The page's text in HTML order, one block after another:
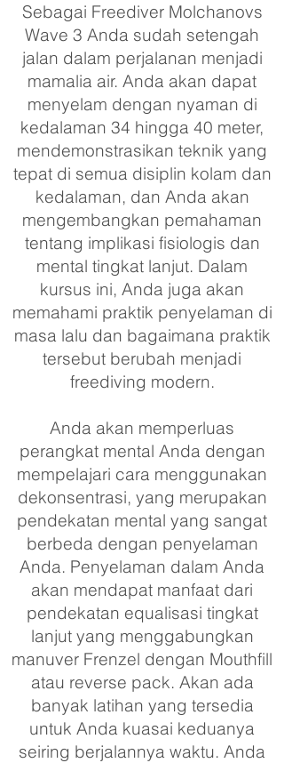
Sebagai Freediver Molchanovs
Wave 3 Anda sudah setengah
jalan dalam perjalanan menjadi
mamalia air. Anda akan dapat
menyelam dengan nyaman di
kedalaman 34 hingga 40 meter,
mendemonstrasikan teknik yang
tepat di semua disiplin kolam dan
kedalaman, dan Anda akan
mengembangkan pemahaman
tentang implikasi fisiologis dan
mental tingkat lanjut. Dalam
kursus ini, Anda juga akan
memahami praktik penyelaman di
masa lalu dan bagaimana praktik
tersebut berubah menjadi
freediving modern.
Anda akan memperluas
perangkat mental Anda dengan
mempelajari cara menggunakan
dekonsentrasi, yang merupakan
pendekatan mental yang sangat
berbeda dengan penyelaman
Anda. Penyelaman dalam Anda
akan mendapat manfaat dari
pendekatan equalisasi tingkat
lanjut yang menggabungkan
manuver Frenzel dengan Mouthfill
atau reverse pack. Akan ada
banyak latihan yang tersedia
untuk Anda kuasai keduanya
seiring berjalannya waktu. Anda